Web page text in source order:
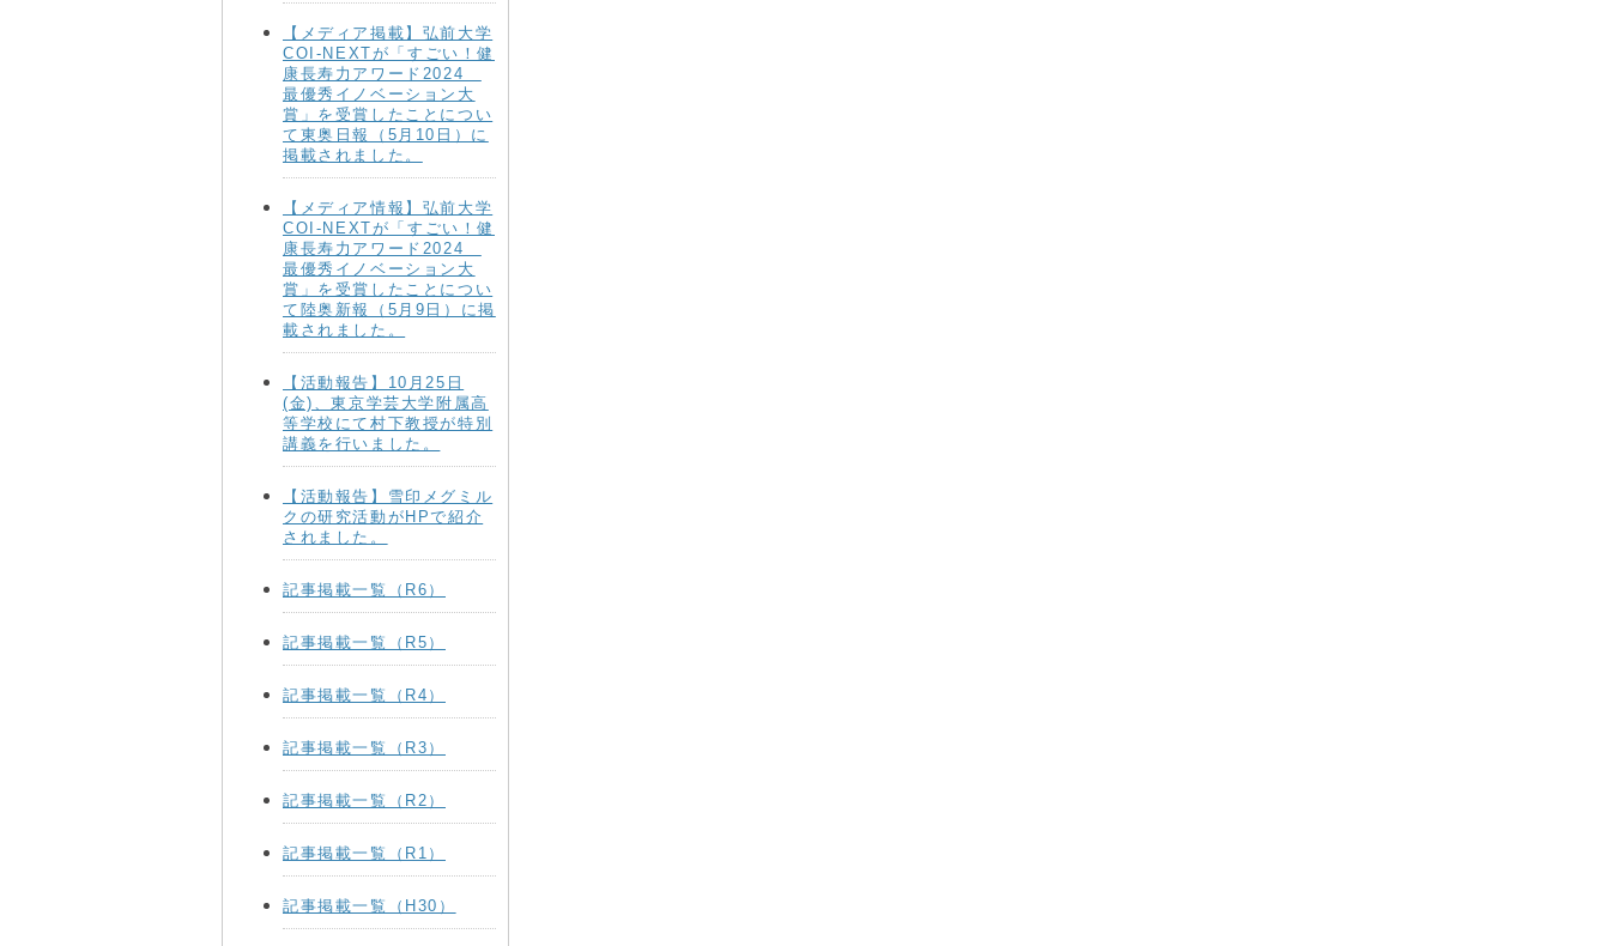
【メディア掲載】弘前大学
COI-NEXTが「すごい！健
康長寿力アワード2024
最優秀イノベーション大
賞」を受賞したことについ
て東奥日報（5月10日）に
掲載されました。
【メディア情報】弘前大学
COI-NEXTが「すごい！健
康長寿力アワード2024
最優秀イノベーション大
賞」を受賞したことについ
て陸奥新報（5月9日）に掲
載されました。
【活動報告】10月25日
(金)、東京学芸大学附属高
等学校にて村下教授が特別
講義を行いました。
【活動報告】雪印メグミル
クの研究活動がHPで紹介
されました。
記事掲載一覧（R6）
記事掲載一覧（R5）
記事掲載一覧（R4）
記事掲載一覧（R3）
記事掲載一覧（R2）
記事掲載一覧（R1）
記事掲載一覧（H30）